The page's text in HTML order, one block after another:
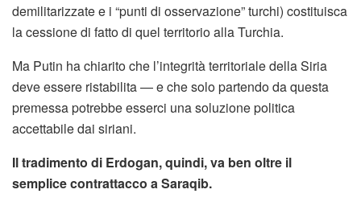
demilitarizzate e i “punti di osservazione” turchi) costituisca
la cessione di fatto di quel territorio alla Turchia.
Ma Putin ha chiarito che l’integrità territoriale della Siria
deve essere ristabilita — e che solo partendo da questa
premessa potrebbe esserci una soluzione politica
accettabile dai siriani.
Il tradimento di Erdogan, quindi, va ben oltre il
semplice contrattacco a Saraqib.